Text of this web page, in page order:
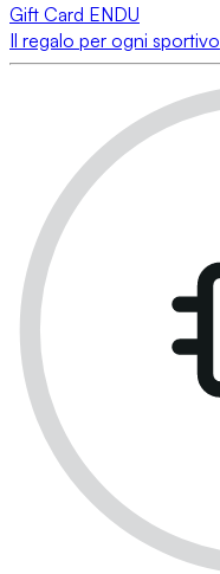
Gift Card ENDU
Il regalo per ogni sportivo